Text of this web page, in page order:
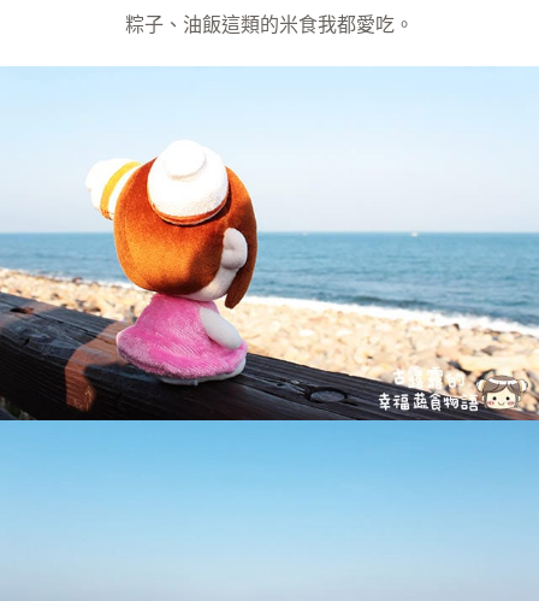
粽子、油飯這類的米食我都愛吃。